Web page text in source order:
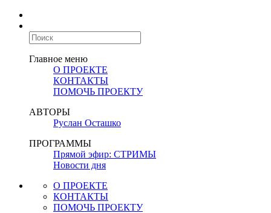
Главное меню
О ПРОЕКТЕ
КОНТАКТЫ
ПОМОЧЬ ПРОЕКТУ
АВТОРЫ
Руслан Осташко
ПРОГРАММЫ
Прямой эфир: СТРИМЫ
Новости дня
О ПРОЕКТЕ
КОНТАКТЫ
ПОМОЧЬ ПРОЕКТУ